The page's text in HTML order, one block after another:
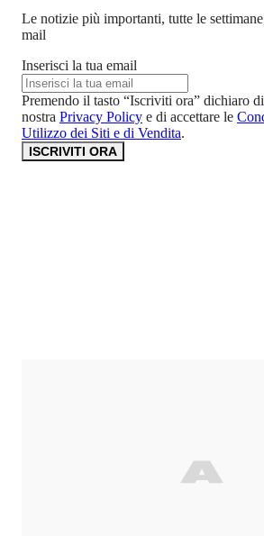
Le notizie più importanti, tutte le
mail
Inserisci la tua email
Premendo il tasto “Iscriviti ora” dichiaro
nostra Privacy Policy e di accettare le
Utilizzo dei Siti e di Vendita.
ISCRIVITI ORA